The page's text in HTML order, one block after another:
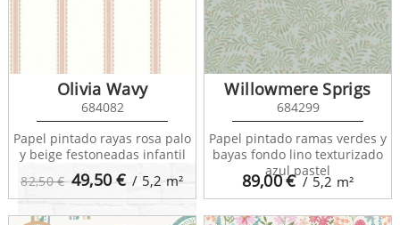
82,50 € 49,50€ / 5,2m²
Olivia Wavy
684082
Papel pintado rayas rosa palo
y beige festoneadas infantil
89,00€ / 5,2 m²
Willowmere Sprigs
684299
Papel pintado ramas verdes y
bayas fondo lino texturizado
azul pastel